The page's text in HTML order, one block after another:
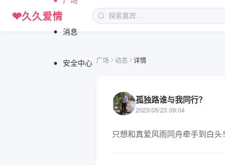
❤久久爱情
消息
安全中心 广场 动态 详情
孤独路谁与我同行？
2023/05/23 09:04
只想和真爱风雨同舟牵手到白头！